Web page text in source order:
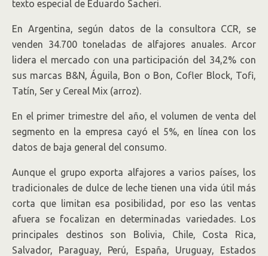
texto especial de Eduardo Sacheri.
En Argentina, según datos de la consultora CCR, se
venden 34.700 toneladas de alfajores anuales. Arcor
lidera el mercado con una participación del 34,2% con
sus marcas B&N, Águila, Bon o Bon, Cofler Block, Tofi,
Tatín, Ser y Cereal Mix (arroz).
En el primer trimestre del año, el volumen de venta del
segmento en la empresa cayó el 5%, en línea con los
datos de baja general del consumo.
Aunque el grupo exporta alfajores a varios países, los
tradicionales de dulce de leche tienen una vida útil más
corta que limitan esa posibilidad, por eso las ventas
afuera se focalizan en determinadas variedades. Los
principales destinos son Bolivia, Chile, Costa Rica,
Salvador, Paraguay, Perú, España, Uruguay, Estados